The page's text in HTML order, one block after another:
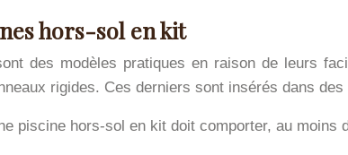
hors-sol en kit
des modèles pratiques en raison de leurs
rigides. Ces derniers sont insérés dans
piscine hors-sol en kit doit comporter, au moins